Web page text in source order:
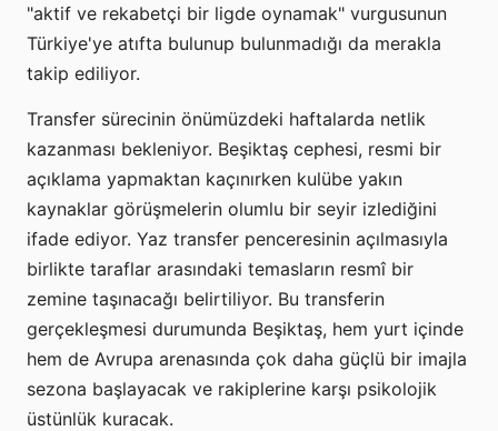
"aktif ve rekabetçi bir ligde oynamak" vurgusunun
Türkiye'ye atıfta bulunup bulunmadığı da merakla
takip ediliyor.
Transfer sürecinin önümüzdeki haftalarda netlik
kazanması bekleniyor. Beşiktaş cephesi, resmi bir
açıklama yapmaktan kaçınırken kulübe yakın
kaynaklar görüşmelerin olumlu bir seyir izlediğini
ifade ediyor. Yaz transfer penceresinin açılmasıyla
birlikte taraflar arasındaki temasların resmî bir
zemine taşınacağı belirtiliyor. Bu transferin
gerçekleşmesi durumunda Beşiktaş, hem yurt içinde
hem de Avrupa arenasında çok daha güçlü bir imajla
sezona başlayacak ve rakiplerine karşı psikolojik
üstünlük kuracak.